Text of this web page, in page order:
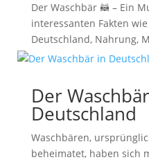
Der Waschbär 🦝 – Ein
interessanten Fakten
Deutschland, Nahrung,
Der
Deutschland
Waschbären,
beheimatet, haben sich